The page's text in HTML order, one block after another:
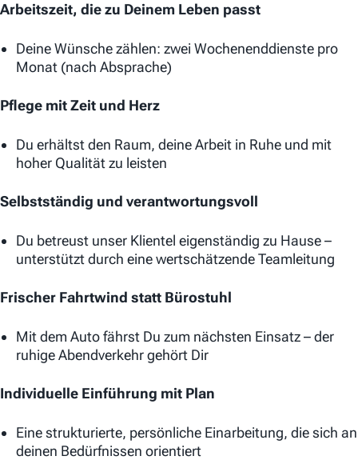
Arbeitszeit, die zu Deinem Leben passt
Deine Wünsche zählen: zwei Wochenenddienste pro
Monat (nach Absprache)
Pflege mit Zeit und Herz
Du erhältst den Raum, deine Arbeit in Ruhe und mit
hoher Qualität zu leisten
Selbstständig und verantwortungsvoll
Du betreust unser Klientel eigenständig zu Hause –
unterstützt durch eine wertschätzende Teamleitung
Frischer Fahrtwind statt Bürostuhl
Mit dem Auto fährst Du zum nächsten Einsatz – der
ruhige Abendverkehr gehört Dir
Individuelle Einführung mit Plan
Eine strukturierte, persönliche Einarbeitung, die sich an
deinen Bedürfnissen orientiert